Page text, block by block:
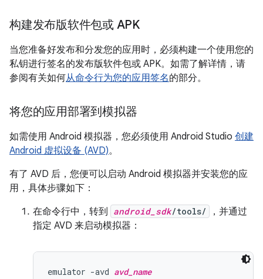
构建发布版软件包或 APK
当您准备好发布和分发您的应用时，必须构建一个使用您的
私钥进行签名的发布版软件包或 APK。如需了解详情，请
参阅有关如何从命令行为您的应用签名的部分。
将您的应用部署到模拟器
如需使用 Android 模拟器，您必须使用 Android Studio 创建
Android 虚拟设备 (AVD)。
有了 AVD 后，您便可以启动 Android 模拟器并安装您的应
用，具体步骤如下：
在命令行中，转到
android_sdk/tools/
，并通过
指定 AVD 来启动模拟器：
emulator -avd avd_name